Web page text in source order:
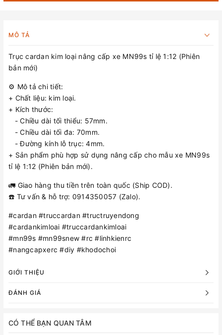
MÔ TẢ
Trục cardan kim loại nâng cấp xe MN99s tỉ lệ 1:12 (Phiên
bản mới)
⚙️ Mô tả chi tiết:
+ Chất liệu: kim loại.
+ Kích thước:
- Chiều dài tối thiểu: 57mm.
- Chiều dài tối đa: 70mm.
- Đường kính lỗ trục: 4mm.
+ Sản phẩm phù hợp sử dụng nâng cấp cho mẫu xe MN99s
tỉ lệ 1:12 (Phiên bản mới).
🚛 Giao hàng thu tiền trên toàn quốc (Ship COD).
☎️ Tư vấn & hỗ trợ: 0914350057 (Zalo).
#cardan #truccardan #tructruyendong
#cardankimloai #truccardankimloai
#mn99s #mn99snew #rc #linhkienrc
#nangcapxerc #diy #khodochoi
GIỚI THIỆU
ĐÁNH GIÁ
CÓ THỂ BẠN QUAN TÂM